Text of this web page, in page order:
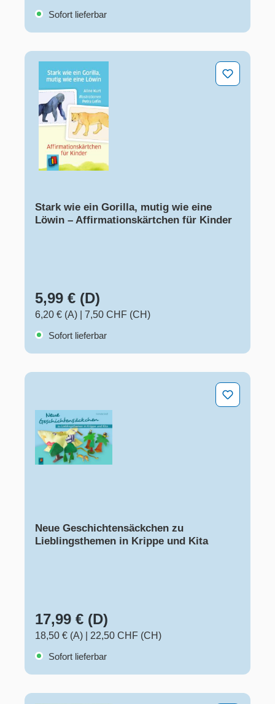
Sofort lieferbar
Stark wie ein Gorilla, mutig wie eine Löwin –
Stark wie ein Gorilla, mutig wie eine
Löwin – Affirmationskärtchen für Kinder
5,99 € (D)
6,20 € (A)
7,50 CHF (CH)
Sofort lieferbar
Neue Geschichtensäckchen zu Lieblingsthemen in
Neue Geschichtensäckchen zu
Lieblingsthemen in Krippe und Kita
17,99 € (D)
18,50 € (A)
22,50 CHF (CH)
Sofort lieferbar